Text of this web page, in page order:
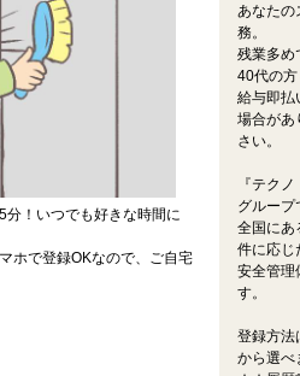
分！いつでも好きな時間に
ホで登録OKなので、ご自宅
あなたの
務。
残業多め
40代の方
給与即払
場合があ
さい。
『テク
グループ
全国にあ
件に応じ
安全管理
す。
登録方法
から選べ